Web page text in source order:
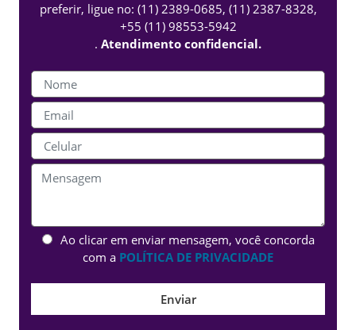
preferir, ligue no: (11) 2389-0685, (11) 2387-8328,
+55 (11) 98553-5942
. Atendimento confidencial.
Ao clicar em enviar mensagem, você concorda
com a POLÍTICA DE PRIVACIDADE